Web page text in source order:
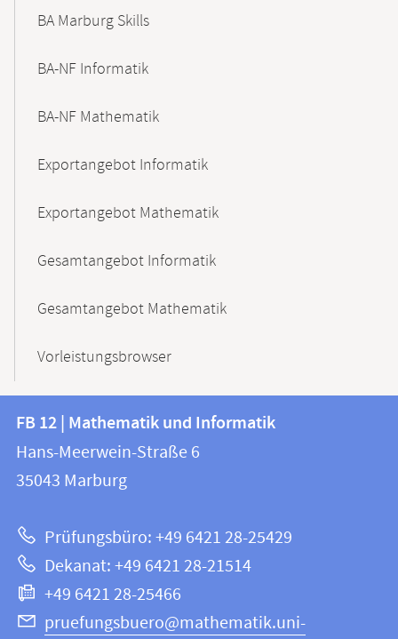
BA Marburg Skills
BA-NF Informatik
BA-NF Mathematik
Exportangebot Informatik
Exportangebot Mathematik
Gesamtangebot Informatik
Gesamtangebot Mathematik
Vorleistungsbrowser
Kontakt
und
Informationen
Website
FB
12
|
und
Informatik
FB 12 | Mathematik und Informatik
Hans-Meerwein-Straße 6
35043 Marburg
Prüfungsbüro: +49 6421 28-25429
Dekanat: +49 6421 28-21514
+49 6421 28-25466
pruefungsbuero@mathematik.uni-